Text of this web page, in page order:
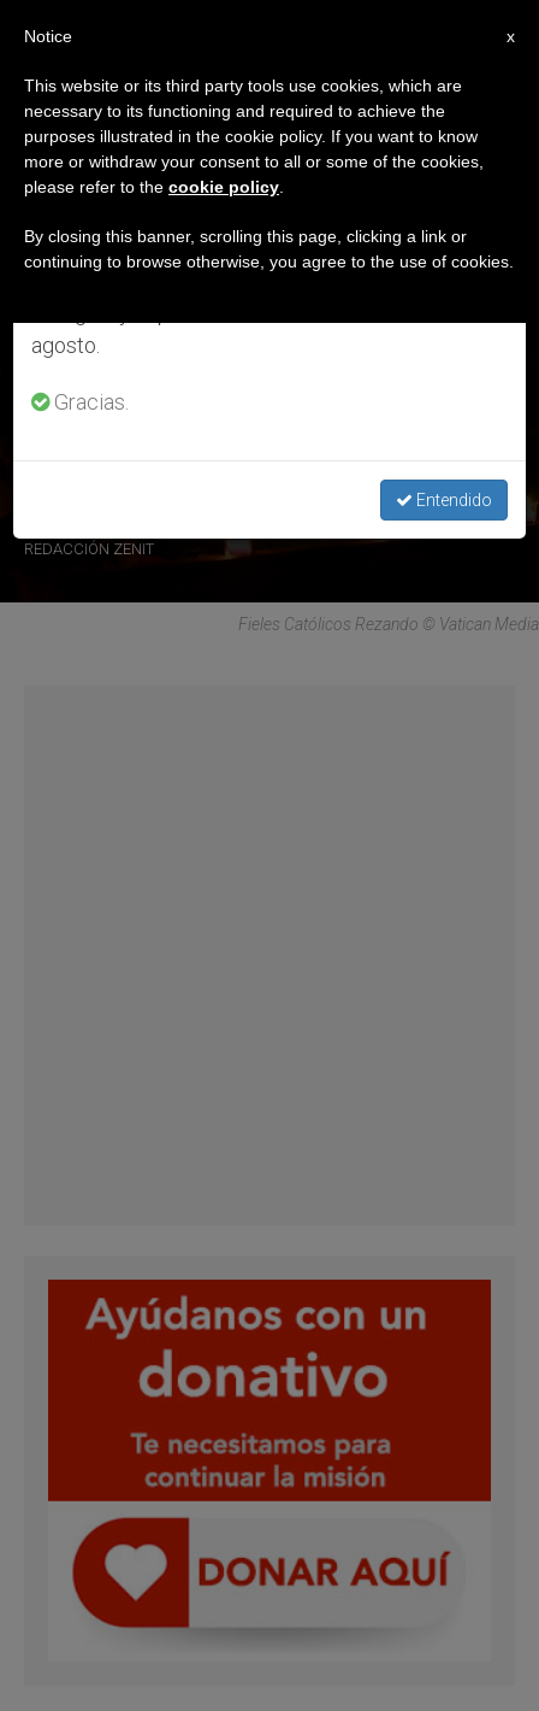
ETIQUETA
Posts Tagged
‘diócesis De Tianjin’
ÚLTIMAS NOTICIAS
China: Fallecimiento de Mons. Stefano Li Side, obispo de
REDACCIÓN ZENIT
Fieles Católicos Rezando © Vatican Media
×
Aviso importante
Del 27 de julio al 7 de agosto haremos la pausa
anual, aprovechando que en el periodo de verano
se generan menos informaciones y también el
agosto.
Gracias.
Entendido
x
Notice
This website or its third party tools use cookies, which are
necessary to its functioning and required to achieve the
purposes illustrated in the cookie policy. If you want to know
more or withdraw your consent to all or some of the cookies,
please refer to the cookie policy
By closing this banner, scrolling this page, clicking a link or
continuing to browse otherwise, you agree to the use of cookies.